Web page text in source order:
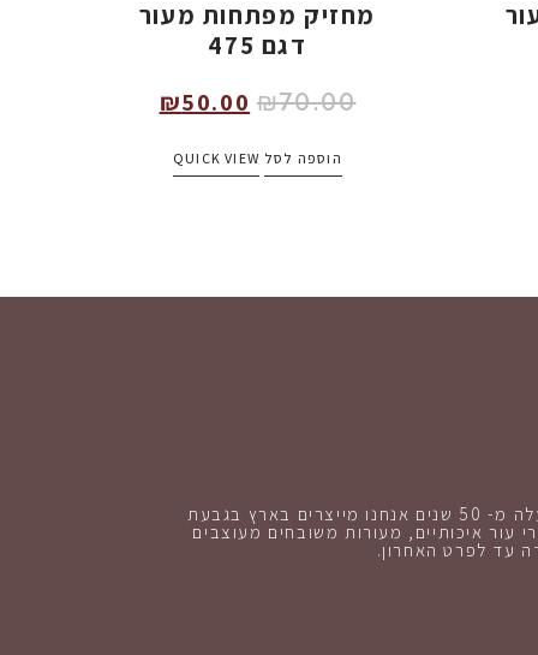
מחזיק מפתחות מעור
דגם 475
₪70.00
₪50.00
הוספה לסל QUICK VIEW
כבר למעלה מ- 50 שנים אנחנו מייצרים בארץ בגבעת
עור איכותיים, מעורות משובחים מעוצבים
עד לפרט האחרון.